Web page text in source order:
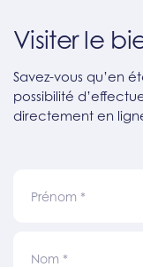
Visiter le
Savez-vous qu’en
possibilité
directement en
Prénom *
Nom *